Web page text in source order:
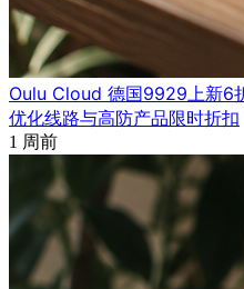
Oulu Cloud 德国9929上新6
优化线路与高防产品限时折扣
1 周前